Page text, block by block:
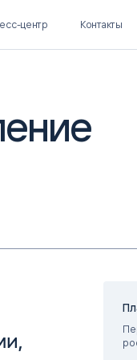
центр Контакты